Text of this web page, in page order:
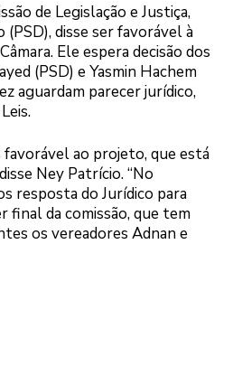
de Legislação e Justiça,
disse ser favorável à
Ele espera decisão dos
(PSD) e Yasmin Hachem
aguardam parecer jurídico,
favorável ao projeto, que está
Ney Patrício. “No
resposta do Jurídico para
final da comissão, que tem
os vereadores Adnan e